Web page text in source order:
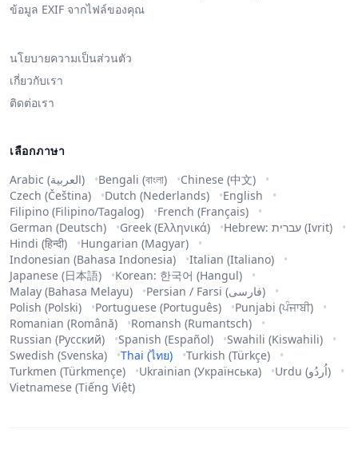
ข้อมูล EXIF จากไฟล์ของคุณ
นโยบายความเป็นส่วนตัว
เกี่ยวกับเรา
ติดต่อเรา
เลือกภาษา
Arabic (العربية)
Bengali (বাংলা)
Chinese (中文)
Czech (Čeština)
Dutch (Nederlands)
English
Filipino (Filipino/Tagalog)
French (Français)
German (Deutsch)
Greek (Ελληνικά)
Hebrew: עברית (Ivrit)
Hindi (हिन्दी)
Hungarian (Magyar)
Indonesian (Bahasa Indonesia)
Italian (Italiano)
Japanese (日本語)
Korean: 한국어 (Hangul)
Malay (Bahasa Melayu)
Persian / Farsi (فارسی)
Polish (Polski)
Portuguese (Português)
Punjabi (ਪੰਜਾਬੀ)
Romanian (Română)
Romansh (Rumantsch)
Russian (Русский)
Spanish (Español)
Swahili (Kiswahili)
Swedish (Svenska)
Thai (ไทย)
Turkish (Türkçe)
Turkmen (Türkmençe)
Ukrainian (Українська)
Urdu (اُردُو)
Vietnamese (Tiếng Việt)